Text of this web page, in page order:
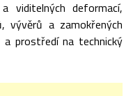
viditelných deformací,
vývěrů a zamokřených
prostředí na technický